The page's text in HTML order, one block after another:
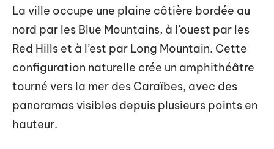
La ville occupe une plaine côtière bordée au
nord par les Blue Mountains, à l’ouest par les
Red Hills et à l’est par Long Mountain. Cette
configuration naturelle crée un amphithéâtre
tourné vers la mer des Caraïbes, avec des
panoramas visibles depuis plusieurs points en
hauteur.